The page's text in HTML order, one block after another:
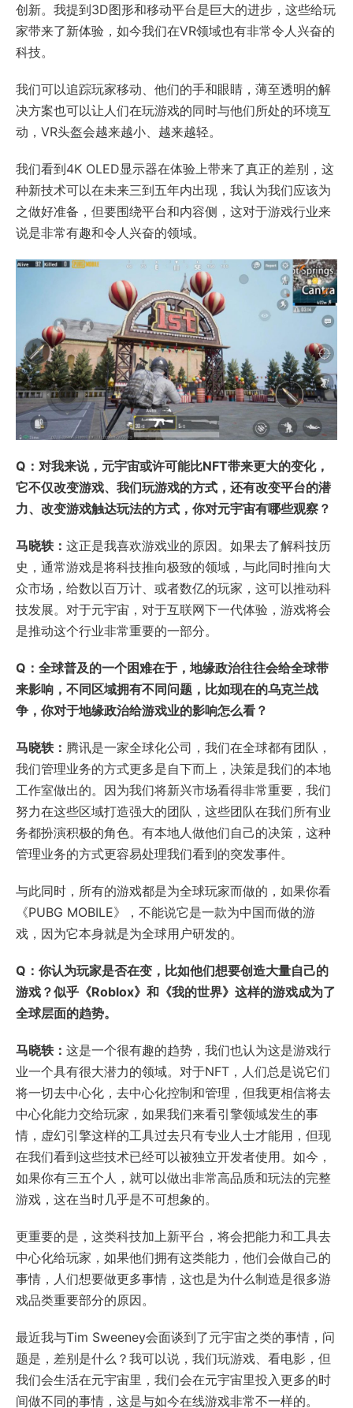
创新。我提到3D图形和移动平台是巨大的进步，这些给玩
家带来了新体验，如今我们在VR领域也有非常令人兴奋的
科技。
我们可以追踪玩家移动、他们的手和眼睛，薄至透明的解
决方案也可以让人们在玩游戏的同时与他们所处的环境互
动，VR头盔会越来越小、越来越轻。
我们看到4K OLED显示器在体验上带来了真正的差别，这
种新技术可以在未来三到五年内出现，我认为我们应该为
之做好准备，但要围绕平台和内容侧，这对于游戏行业来
说是非常有趣和令人兴奋的领域。
Q：对我来说，元宇宙或许可能比NFT带来更大的变化，
它不仅改变游戏、我们玩游戏的方式，还有改变平台的潜
力、改变游戏触达玩法的方式，你对元宇宙有哪些观察？
马晓轶： 这正是我喜欢游戏业的原因。如果去了解科技历
史，通常游戏是将科技推向极致的领域，与此同时推向大
众市场，给数以百万计、或者数亿的玩家，这可以推动科
技发展。对于元宇宙，对于互联网下一代体验，游戏将会
是推动这个行业非常重要的一部分。
Q：全球普及的一个困难在于，地缘政治往往会给全球带
来影响，不同区域拥有不同问题，比如现在的乌克兰战
争，你对于地缘政治给游戏业的影响怎么看？
马晓轶： 腾讯是一家全球化公司，我们在全球都有团队，
我们管理业务的方式更多是自下而上，决策是我们的本地
工作室做出的。因为我们将新兴市场看得非常重要，我们
努力在这些区域打造强大的团队，这些团队在我们所有业
务都扮演积极的角色。有本地人做他们自己的决策，这种
管理业务的方式更容易处理我们看到的突发事件。
与此同时，所有的游戏都是为全球玩家而做的，如果你看
《PUBG MOBILE》，不能说它是一款为中国而做的游
戏，因为它本身就是为全球用户研发的。
Q：你认为玩家是否在变，比如他们想要创造大量自己的
游戏？似乎《Roblox》和《我的世界》这样的游戏成为了
全球层面的趋势。
马晓轶： 这是一个很有趣的趋势，我们也认为这是游戏行
业一个具有很大潜力的领域。对于NFT，人们总是说它们
将一切去中心化，去中心化控制和管理，但我更相信将去
中心化能力交给玩家，如果我们来看引擎领域发生的事
情，虚幻引擎这样的工具过去只有专业人士才能用，但现
在我们看到这些技术已经可以被独立开发者使用。如今，
如果你有三五个人，就可以做出非常高品质和玩法的完整
游戏，这在当时几乎是不可想象的。
更重要的是，这类科技加上新平台，将会把能力和工具去
中心化给玩家，如果他们拥有这类能力，他们会做自己的
事情，人们想要做更多事情，这也是为什么制造是很多游
戏品类重要部分的原因。
最近我与Tim Sweeney会面谈到了元宇宙之类的事情，问
题是，差别是什么？我可以说，我们玩游戏、看电影，但
我们会生活在元宇宙里，我们会在元宇宙里投入更多的时
间做不同的事情，这是与如今在线游戏非常不一样的。